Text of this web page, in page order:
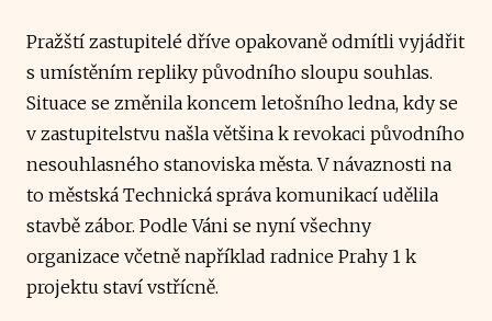
Pražští zastupitelé dříve opakovaně odmítli vyjádřit
s umístěním repliky původního sloupu souhlas.
Situace se změnila koncem letošního ledna, kdy se
v zastupitelstvu našla většina k revokaci původního
nesouhlasného stanoviska města. V návaznosti na
to městská Technická správa komunikací udělila
stavbě zábor. Podle Váni se nyní všechny
organizace včetně například radnice Prahy 1 k
projektu staví vstřícně.